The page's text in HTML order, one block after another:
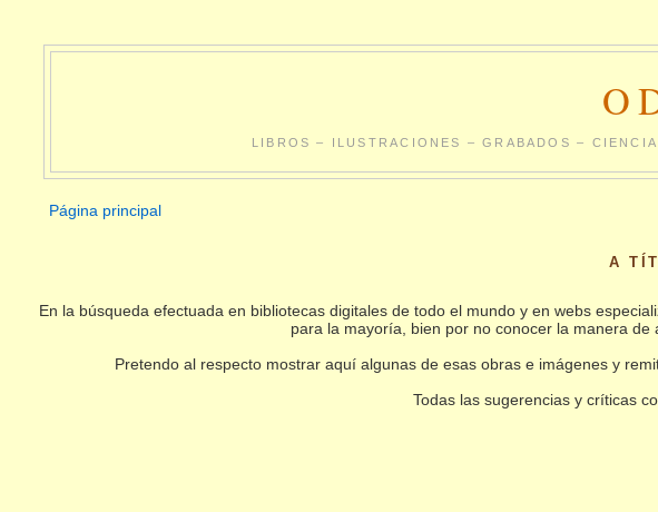
LIBROS – ILUSTRACIONES – GRABADOS –
Página principal
A
En la búsqueda efectuada en bibliotecas digitales de todo el mundo y en webs
para la mayoría, bien por no conocer la manera
Pretendo al respecto mostrar aquí algunas de esas obras e imágenes y
Todas las sugerencias y críticas